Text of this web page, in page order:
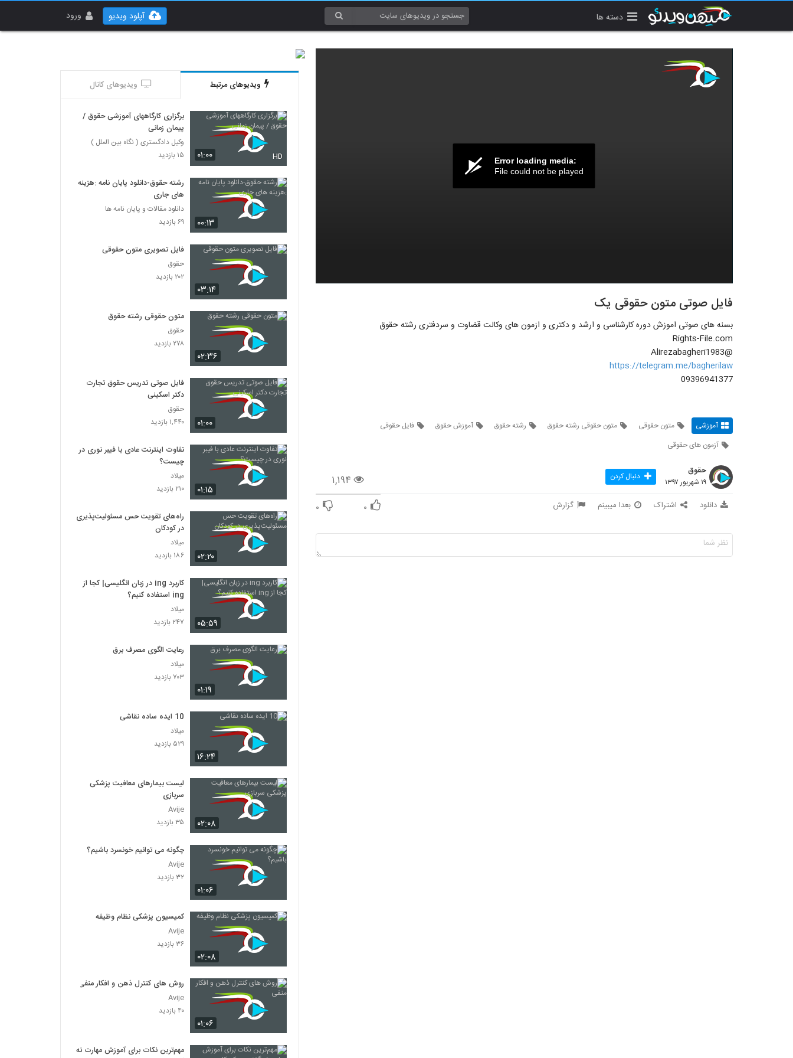
دسته ها ورود آپلود ویدیو
Error loading media:
File could not be played
فایل صوتی متون حقوقی یک
بسنه های صوتی اموزش دوره کارشناسی و ارشد و دکتری و ازمون های وکالت قضاوت و سردفتری رشته حقوق
Rights-File.com
@Alirezabagheri1983
https://telegram.me/bagherilaw
09396941377
آموزشی متون حقوقی متون حقوقی رشته حقوق رشته حقوق آموزش حقوق
فایل حقوقی
آزمون های حقوقی
۱,۱۹۴
حقوق
۱۹ شهریور ۱۳۹۷ دنبال کردن
دانلود اشتراک بعدا میبینم گزارش ۰ ۰
ویدیوهای مرتبط ویدیوهای کانال
۰۱:۰۰ HD
برگزاری کارگاههای آموزشی حقوق /
پیمان زمانی
وکیل دادگستری ( نگاه بین الملل )
۱۵ بازدید
۰۰:۱۳
رشته حقوق-دانلود پایان نامه :هزینه
های جاری
دانلود مقالات و پایان نامه ها
۶۹ بازدید
۰۳:۱۴
فایل تصویری متون حقوقی
حقوق
۲۰۲ بازدید
۰۲:۳۶
متون حقوقی رشته حقوق
حقوق
۲۷۸ بازدید
۰۱:۰۰
فایل صوتی تدریس حقوق تجارت
دکتر اسکینی
حقوق
۱,۴۴۰ بازدید
۰۱:۱۵
تفاوت اینترنت عادی با فیبر نوری در
چیست؟
میلاد
۲۱۰ بازدید
۰۲:۲۰
راه‌های تقویت حس مسئولیت‌پذیری
در کودکان
میلاد
۱۸۶ بازدید
۰۵:۵۹
کاربرد ing در زبان انگلیسی| کجا از
ing استفاده کنیم؟
میلاد
۲۴۷ بازدید
۰۱:۱۹
رعایت الگوی مصرف برق
میلاد
۷۰۳ بازدید
۱۶:۲۴
10 ایده ساده نقاشی
میلاد
۵۲۹ بازدید
۰۲:۰۸
لیست بیمارهای معافیت پزشکی
سربازی
Avije
۳۵ بازدید
۰۱:۰۶
چگونه می توانیم خونسرد باشیم؟
Avije
۳۲ بازدید
۰۲:۰۸
کمیسیون پزشکی نظام وظیفه
Avije
۳۶ بازدید
۰۱:۰۶
روش های کنترل ذهن و افکار منفی
Avije
۴۰ بازدید
مهم‌ترین نکات برای آموزش مهارت نه